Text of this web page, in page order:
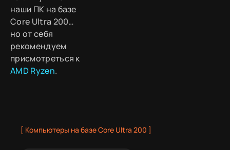
наши ПК на базе
Core Ultra 200…
но от себя
рекомендуем
присмотреться к
AMD Ryzen.
[ Компьютеры на базе Core Ultra 200 ]